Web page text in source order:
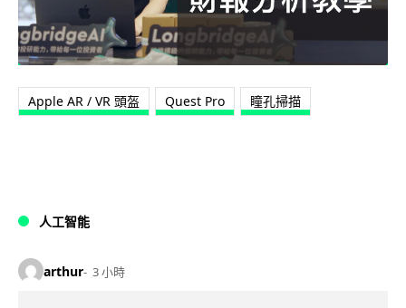
Apple AR / VR 頭盔 Quest Pro 瞳孔掃描
人工智能
arthur 3 小時